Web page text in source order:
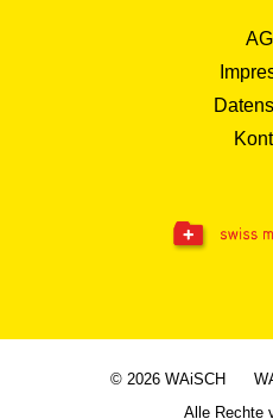
© 2026 WAiSCH
Alle Rechte